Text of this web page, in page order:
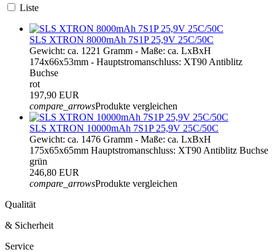
Liste
SLS XTRON 8000mAh 7S1P 25,9V 25C/50C
Gewicht: ca. 1221 Gramm - Maße: ca. LxBxH
174x66x53mm - Hauptstromanschluss: XT90 Antiblitz
Buchse
rot
197,90 EUR
compare_arrowsProdukte vergleichen
SLS XTRON 10000mAh 7S1P 25,9V 25C/50C
Gewicht: ca. 1476 Gramm - Maße: ca. LxBxH
175x65x65mm Hauptstromanschluss: XT90 Antiblitz Buchse
grün
246,80 EUR
compare_arrowsProdukte vergleichen
Qualität
& Sicherheit
Service